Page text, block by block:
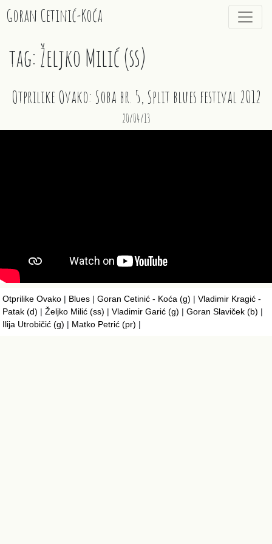
Goran Cetinić-Koća
tag: Željko Milić (ss)
Otprilike Ovako: Soba br. 5, Split blues festival 2012
20/04/13
Otprilike Ovako | Blues | Goran Cetinić - Koća (g) | Vladimir Kragić -
Patak (d) | Željko Milić (ss) | Vladimir Garić (g) | Goran Slaviček (b) |
Ilija Utrobičić (g) | Matko Petrić (pr) |